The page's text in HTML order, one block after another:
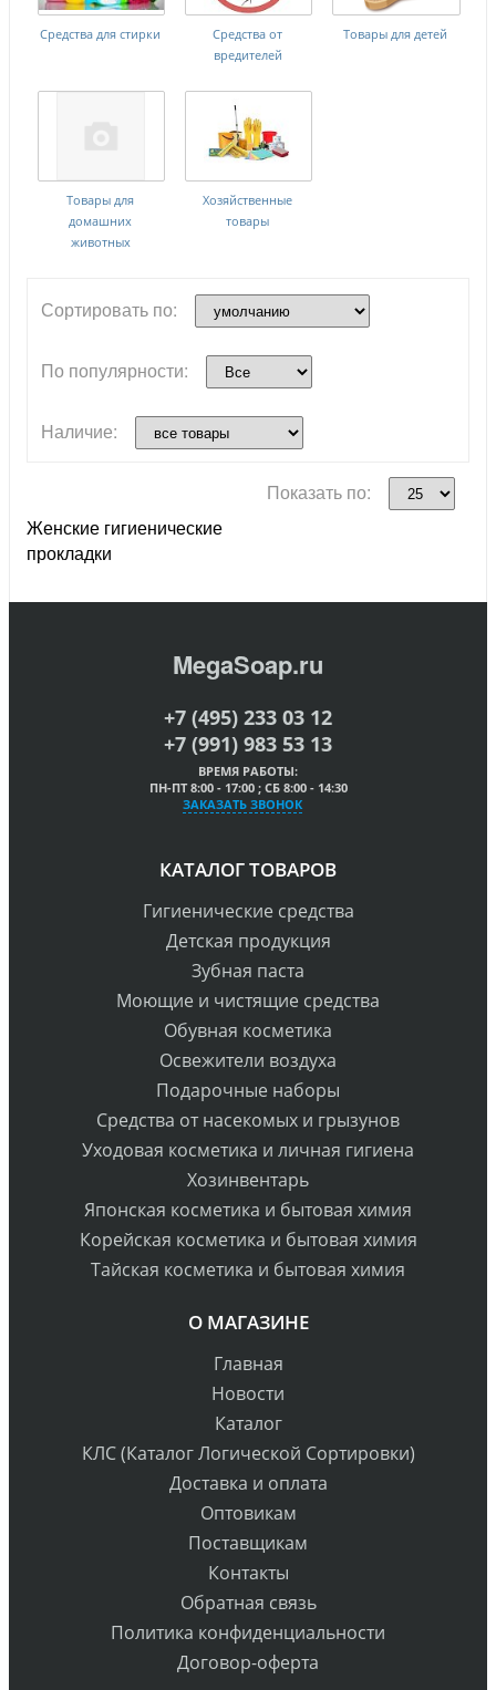
Средства для стирки
Средства от
вредителей
Товары для детей
Товары для
домашних
животных
Хозяйственные
товары
Сортировать по:
По популярности:
Наличие:
Показать по:
Женские гигиенические
прокладки
MegaSoap.ru
+7 (495) 233 03 12
+7 (991) 983 53 13
ВРЕМЯ РАБОТЫ:
ПН-ПТ 8:00 - 17:00 ; СБ 8:00 - 14:30
ЗАКАЗАТЬ ЗВОНОК
КАТАЛОГ ТОВАРОВ
Гигиенические средства
Детская продукция
Зубная паста
Моющие и чистящие средства
Обувная косметика
Освежители воздуха
Подарочные наборы
Средства от насекомых и грызунов
Уходовая косметика и личная гигиена
Хозинвентарь
Японская косметика и бытовая химия
Корейская косметика и бытовая химия
Тайская косметика и бытовая химия
О МАГАЗИНЕ
Главная
Новости
Каталог
КЛС (Каталог Логической Сортировки)
Доставка и оплата
Оптовикам
Поставщикам
Контакты
Обратная связь
Политика конфиденциальности
Договор-оферта